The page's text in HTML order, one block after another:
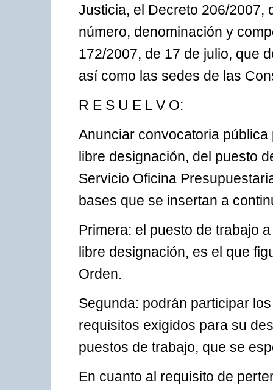
Justicia, el Decreto 206/2007,
número, denominación y
172/2007, de 17 de julio, que
así como las sedes de las
R E S U E L V O:
Anunciar convocatoria
libre designación, del puesto
Servicio Oficina
bases que se insertan a
Primera: el puesto de trabajo
libre designación, es el que
Orden.
Segunda: podrán participar
requisitos exigidos para su
puestos de trabajo, que se
En cuanto al requisito de